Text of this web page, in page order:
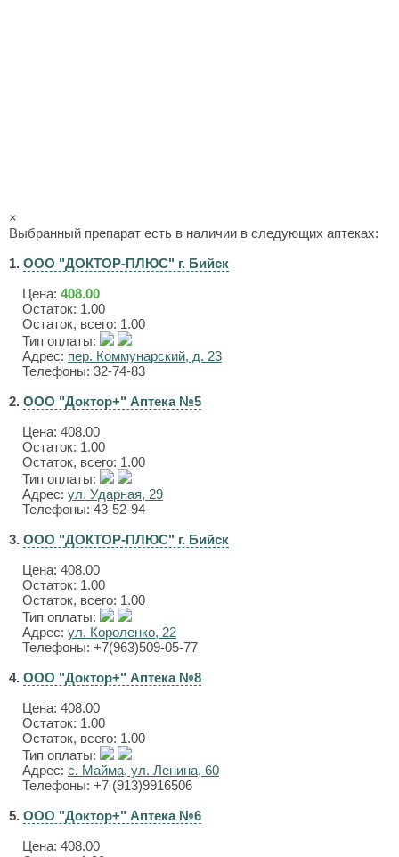
×
Выбранный препарат есть в наличии в следующих аптеках:
1. ООО "ДОКТОР-ПЛЮС" г. Бийск
Цена: 408.00
Остаток: 1.00
Остаток, всего: 1.00
Тип оплаты:
Адрес: пер. Коммунарский, д. 23
Телефоны: 32-74-83
2. ООО "Доктор+" Аптека №5
Цена: 408.00
Остаток: 1.00
Остаток, всего: 1.00
Тип оплаты:
Адрес: ул. Ударная, 29
Телефоны: 43-52-94
3. ООО "ДОКТОР-ПЛЮС" г. Бийск
Цена: 408.00
Остаток: 1.00
Остаток, всего: 1.00
Тип оплаты:
Адрес: ул. Короленко, 22
Телефоны: +7(963)509-05-77
4. ООО "Доктор+" Аптека №8
Цена: 408.00
Остаток: 1.00
Остаток, всего: 1.00
Тип оплаты:
Адрес: с. Майма, ул. Ленина, 60
Телефоны: +7 (913)9916506
5. ООО "Доктор+" Аптека №6
Цена: 408.00